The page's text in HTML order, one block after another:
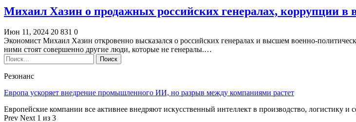
Михаил Хазин о продажных российских генералах, коррупции в
Июн 11, 2024 20 831 0
Экономист Михаил Хазин откровенно высказался о российских генералах и высшем военно-
ними стоят совершенно другие люди, которые не генералы.…
Резонанс
Европа ускоряет внедрение промышленного ИИ, но разрыв между компаниями растет
Европейские компании все активнее внедряют искусственный интеллект в производство, логистику и
Prev Next 1 из 3